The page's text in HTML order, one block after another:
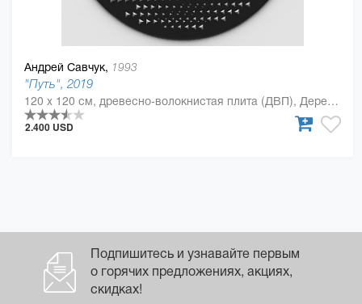
Андрей Савчук, 1993
"Путь", 2019
120 x 120 см, древесно-волокнистая плита (ДВП), Дерево, полиуретан
2.400 USD
Подпишитесь и узнавайте первым
о горячих предложениях, акциях,
скидках!